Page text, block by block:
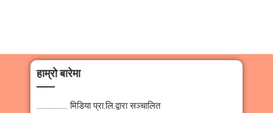
हाम्रो बारेमा
…………….. मिडिया प्रा.लि.द्वारा सञ्चालित